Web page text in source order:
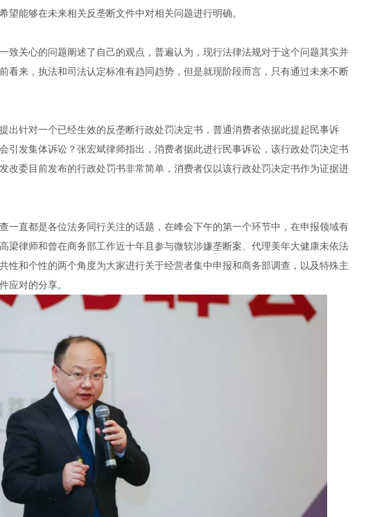
望能够在未来相关反垄断文件中对相关问题进行明确。
致关心的问题阐述了自己的观点，普遍认为，现行法律法规对于这个问题其实并
看来，执法和司法认定标准有趋同趋势，但是就现阶段而言，只有通过未来不断
出针对一个已经生效的反垄断行政处罚决定书，普通消费者依据此提起民事诉
引发集体诉讼？张宏斌律师指出，消费者据此进行民事诉讼，该行政处罚决定书
改委目前发布的行政处罚书非常简单，消费者仅以该行政处罚决定书作为证据进
一直都是各位法务同行关注的话题，在峰会下午的第一个环节中，在申报领域有
梁律师和曾在商务部工作近十年且参与微软涉嫌垄断案、代理美年大健康未依法
性和个性的两个角度为大家进行关于经营者集中申报和商务部调查，以及特殊主
应对的分享。